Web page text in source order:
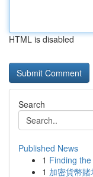
HTML is disabled
Search
Published News
1 Finding
1 加密貨幣